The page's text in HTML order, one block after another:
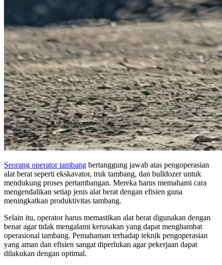
Seorang operator tambang bertanggung jawab atas pengoperasian
alat berat seperti ekskavator, truk tambang, dan bulldozer untuk
mendukung proses pertambangan. Mereka harus memahami cara
mengendalikan setiap jenis alat berat dengan efisien guna
meningkatkan produktivitas tambang.
Selain itu, operator harus memastikan alat berat digunakan dengan
benar agar tidak mengalami kerusakan yang dapat menghambat
operasional tambang. Pemahaman terhadap teknik pengoperasian
yang aman dan efisien sangat diperlukan agar pekerjaan dapat
dilakukan dengan optimal.